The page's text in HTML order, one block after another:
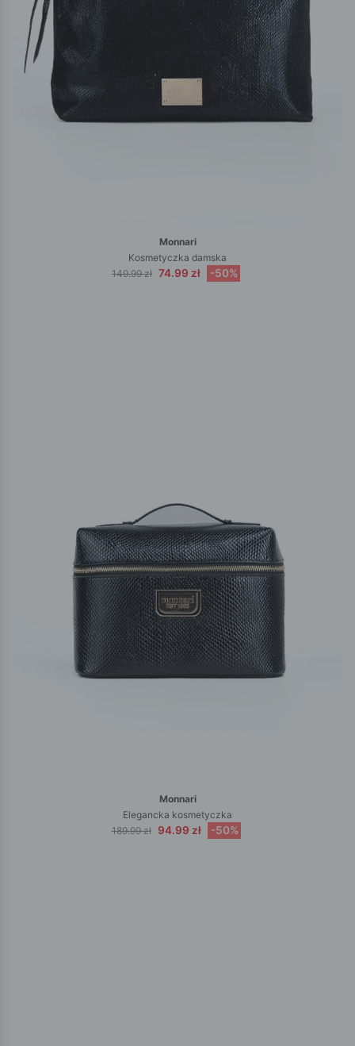
Monnari
Kosmetyczka damska
149.99 zł 74.99 zł -50%
Monnari
Elegancka kosmetyczka
189.99 zł 94.99 zł -50%